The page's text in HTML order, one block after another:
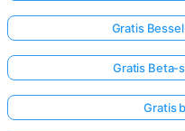
Gratis
Gratis Beta-
Gratis